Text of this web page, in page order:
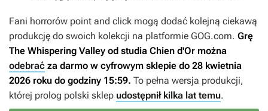
Fani horrorów point and click mogą dodać kolejną ciekawą
produkcję do swoich kolekcji na platformie GOG.com. Grę
The Whispering Valley od studia Chien d'Or można
odebrać za darmo w cyfrowym sklepie do 28 kwietnia
2026 roku do godziny 15:59. To pełna wersja produkcji,
której prolog polski sklep udostępnił kilka lat temu.